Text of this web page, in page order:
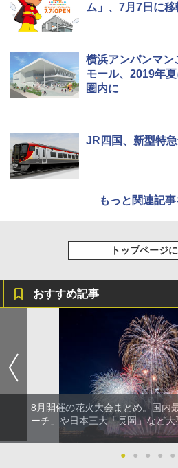
￥3,080
ム」、7月7日に
横浜アンパンマン
モール、2019年
圏内に
JR四国、新型特
もっと関連記
トップページ
おすすめ記事
8月開催の花火大会まとめ。国内
ーチ」や日本三大「長岡」など大
● ● ● ● ●